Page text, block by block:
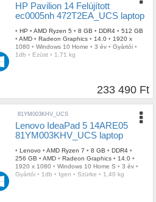
HP Pavilion 14 Felújított
ec0005nh 472T2EA_UCS laptop
• HP • AMD Ryzen 5 • 8 GB • DDR4 • 512 GB
• AMD • Radeon Graphics • 14.0 • 1920 x
1080 • Windows 10 Home • 3 év • Gyártói •
1db • Ezüst • 1,71 kg
233 490 Ft
81YM003KHV_UCS
Lenovo IdeaPad 5 14ARE05
81YM003KHV_UCS laptop
• Lenovo • AMD Ryzen 7 • 8 GB • DDR4 •
256 GB • AMD • Radeon Graphics • 14.0 •
1920 x 1080 • Windows 10 Home S • 3 év •
Gyártói • 1db • Igen • Szürke • 1,40 kg